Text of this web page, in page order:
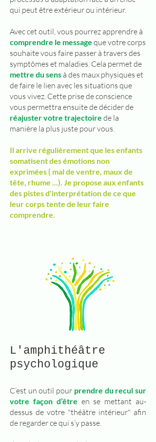
qui peut être extérieur ou intérieur.
Avec cet outil, vous pourrez apprendre à
comprendre le message que votre corps
souhaite vous faire passer à travers des
symptômes et maladies. Cela permet de
mettre du sens à des maux physiques et
de faire le lien avec les situations que
vous vivez. Cette prise de conscience
vous permettra ensuite de décider de
réajuster votre trajectoire de la
manière la plus juste pour vous.
Il arrive régulièrement que les enfants
somatisent des émotions non
exprimées ( mal de ventre, maux de
tête, rhume ...). Je propose aux enfants
des pistes d'interprétation de ce que
leur corps tente de leur faire
comprendre.
L'amphithéâtre
psychologique
C’est un outil pour prendre du recul sur
votre façon d’être en se mettant au-
dessus de votre "théâtre intérieur" afin
de regarder ce qui s’y passe.